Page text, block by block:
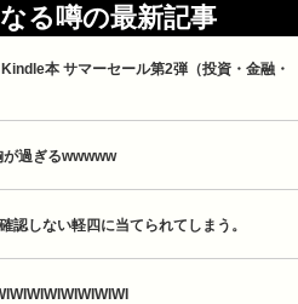
る噂の最新記事
本 サマーセール第2弾（投資・金融・
が過ぎるwwwww
認しない軽四に当てられてしまう。